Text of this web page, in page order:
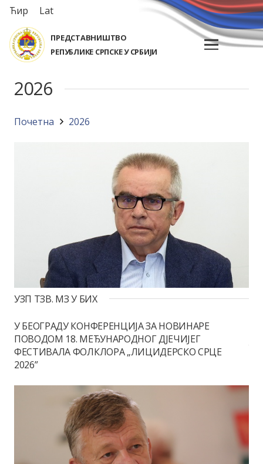
Ћир Lat
ПРЕДСТАВНИШТВО
РЕПУБЛИКЕ СРПСКЕ У СРБИЈИ
2026
Почетна 2026
УЗП ТЗВ. МЗ У БИХ
У БЕОГРАДУ КОНФЕРЕНЦИЈА ЗА НОВИНАРЕ
ПОВОДОМ 18. МЕЂУНАРОДНОГ ДЈЕЧИЈЕГ
ФЕСТИВАЛА ФОЛКЛОРА „ЛИЦИДЕРСКО СРЦЕ
2026”